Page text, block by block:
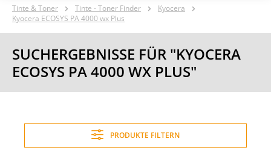
Tinte & Toner Tinte - Toner Finder
Kyocera
Kyocera ECOSYS PA 4000 wx Plus
SUCHERGEBNISSE FÜR "KYOCERA
ECOSYS PA 4000 WX PLUS"
PRODUKTE FILTERN